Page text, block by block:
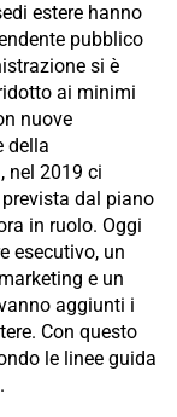
estere hanno
pubblico
si è
ai minimi
nuove
della
nel 2019 ci
dal piano
in ruolo. Oggi
esecutivo, un
e un
aggiunti i
Con questo
le linee guida